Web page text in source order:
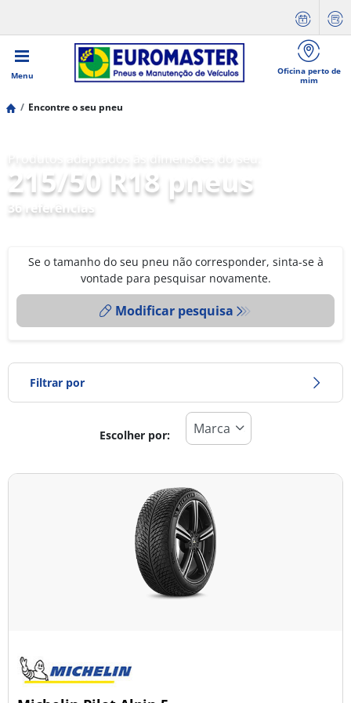
Menu
Oficina perto de
mim
Encontre o seu pneu
215/50 R18 pneus
36 referências
Se o tamanho do seu pneu não corresponder, sinta-se à
vontade para pesquisar novamente.
Modificar pesquisa
Filtrar por
Todos os tipos (36)
Todas as estações (10)
Ligeiro (32)
Escolher por: